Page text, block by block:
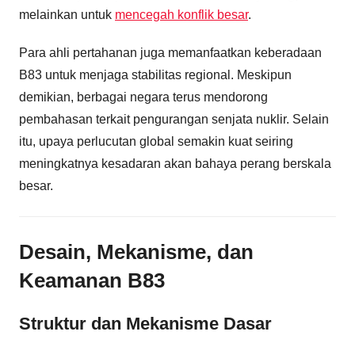
melainkan untuk mencegah konflik besar.
Para ahli pertahanan juga memanfaatkan keberadaan
B83 untuk menjaga stabilitas regional. Meskipun
demikian, berbagai negara terus mendorong
pembahasan terkait pengurangan senjata nuklir. Selain
itu, upaya perlucutan global semakin kuat seiring
meningkatnya kesadaran akan bahaya perang berskala
besar.
Desain, Mekanisme, dan
Keamanan B83
Struktur dan Mekanisme Dasar